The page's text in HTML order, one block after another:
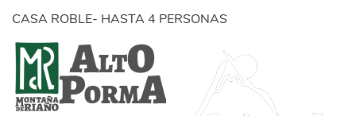
CASA ROBLE- HASTA 4 PERSONAS
logo-solapena.png
alto_porma_definitivo.png